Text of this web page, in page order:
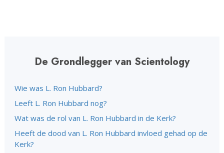
De Grondlegger van Scientology
Wie was L. Ron Hubbard?
Leeft L. Ron Hubbard nog?
Wat was de rol van L. Ron Hubbard in de Kerk?
Heeft de dood van L. Ron Hubbard invloed gehad op de
Kerk?